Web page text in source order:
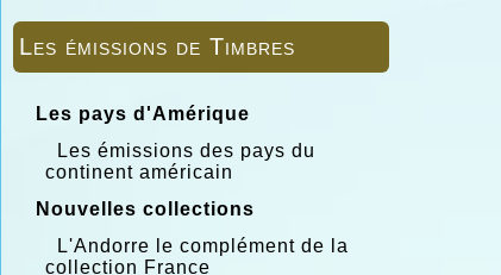
Les émissions de Timbres
Les pays d'Amérique
Les émissions des pays du
continent américain
Nouvelles collections
L'Andorre le complément de la
collection France